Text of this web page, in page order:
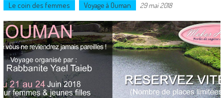
Le coin des femmes Voyage à Ouman 29 mai 2018